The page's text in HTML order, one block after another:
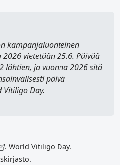
kampanjaluonteinen
vietetään 25.6. Päivää
lähtien, ja vuonna 2026 sitä
päivä
Vitiligo Day.
. World Vitiligo Day.